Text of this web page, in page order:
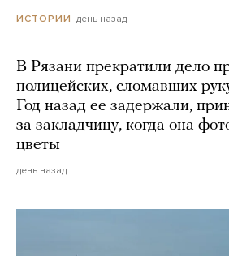
ИСТОРИИ день назад
В Рязани прекратили дело
полицейских, сломавших
Год назад ее задержали,
за закладчицу, когда она
цветы
день назад